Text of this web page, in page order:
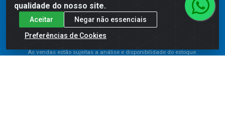
qualidade do nosso site.
Aceitar
Negar não essenciais
Preferências de Cookies
Preços, promoções, condições de pagamento e frete são válidos
para compras realizadas exclusivamente pelo site. Caso haja
divergência de preço de um produto, será válido o preço que for
As vendas estão sujeitas a análise e disponibilidade do estoque.